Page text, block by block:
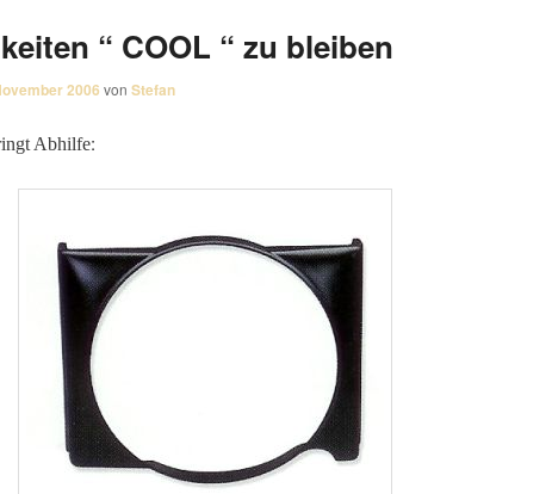
“ COOL “ zu bleiben
2006 von Stefan
Abhilfe: